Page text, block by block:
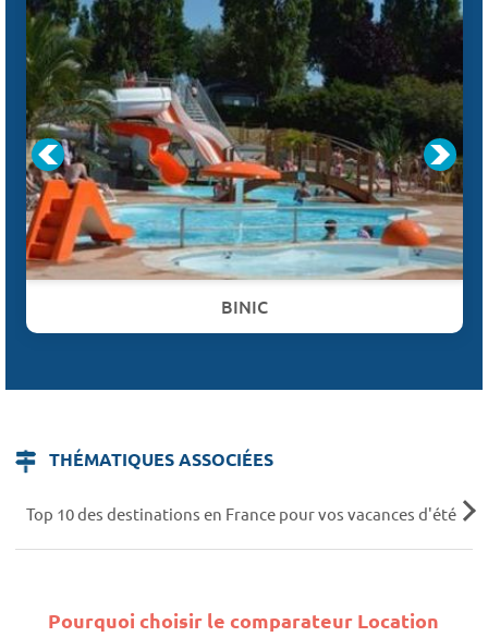
BINIC
THÉMATIQUES ASSOCIÉES
Top 10 des destinations en France pour vos vacances d'été
Pourquoi choisir le comparateur Location